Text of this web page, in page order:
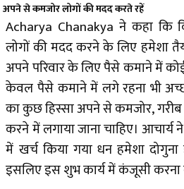
अपने से कमजोर लोगों की मदद करते रहें
Acharya Chanakya ने कहा
लोगों की मदद करने के लिए हमेशा
अपने परिवार के लिए पैसे कमाने में
केवल पैसे कमाने में लगे रहना भी
का कुछ हिस्सा अपने से कमजोर,
करने में लगाया जाना चाहिए। आचार्य
में खर्च किया गया धन हमेशा
इसलिए इस शुभ कार्य में कंजूसी करना